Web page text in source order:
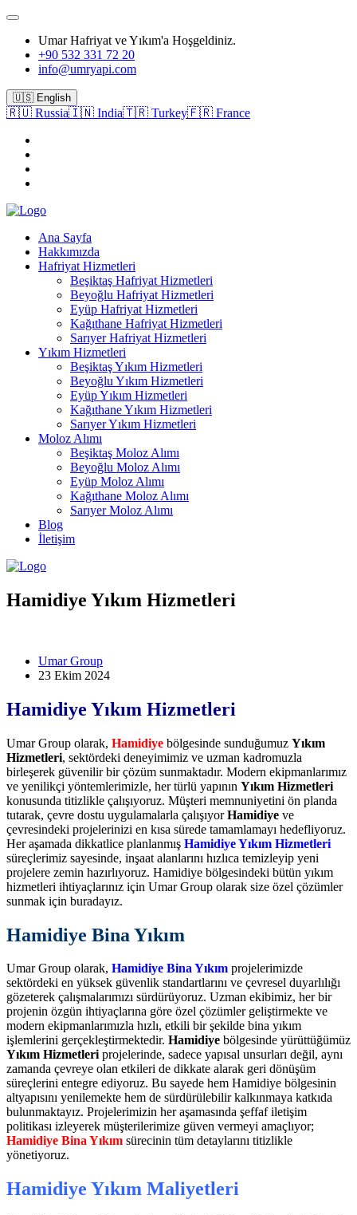
Umar Hafriyat ve Yıkım'a Hoşgeldiniz.
+90 532 331 72 20
info@umryapi.com
🇺🇸 English
🇷🇺 Russia🇮🇳 India🇹🇷 Turkey🇫🇷 France
Ana Sayfa
Hakkımızda
Hafriyat Hizmetleri
Beşiktaş Hafriyat Hizmetleri
Beyoğlu Hafriyat Hizmetleri
Eyüp Hafriyat Hizmetleri
Kağıthane Hafriyat Hizmetleri
Sarıyer Hafriyat Hizmetleri
Yıkım Hizmetleri
Beşiktaş Yıkım Hizmetleri
Beyoğlu Yıkım Hizmetleri
Eyüp Yıkım Hizmetleri
Kağıthane Yıkım Hizmetleri
Sarıyer Yıkım Hizmetleri
Moloz Alımı
Beşiktaş Moloz Alımı
Beyoğlu Moloz Alımı
Eyüp Moloz Alımı
Kağıthane Moloz Alımı
Sarıyer Moloz Alımı
Blog
İletişim
Hamidiye Yıkım Hizmetleri
Umar Group
23 Ekim 2024
Hamidiye Yıkım Hizmetleri
Umar Group olarak, Hamidiye bölgesinde sunduğumuz Yıkım
Hizmetleri, sektördeki deneyimimiz ve uzman kadromuzla
birleşerek güvenilir bir çözüm sunmaktadır. Modern ekipmanlarımız
ve yenilikçi yöntemlerimizle, her türlü yapının Yıkım Hizmetleri
konusunda titizlikle çalışıyoruz. Müşteri memnuniyetini ön planda
tutarak, çevre dostu uygulamalarla çalışıyorHamidiye ve
çevresindeki projelerinizi en kısa sürede tamamlamayı hedefliyoruz.
Her aşamada dikkatlice planlanmış Hamidiye Yıkım Hizmetleri
süreçlerimiz sayesinde, inşaat alanlarını hızlıca temizleyip yeni
projelere zemin hazırlıyoruz. Hamidiye bölgesindeki bütün yıkım
hizmetleri ihtiyaçlarınız için Umar Group olarak size özel çözümler
sunmak için buradayız.
Hamidiye Bina Yıkım
Umar Group olarak, Hamidiye Bina Yıkım projelerimizde
sektördeki en yüksek güvenlik standartlarını ve çevresel duyarlılığı
gözeterek çalışmalarımızı sürdürüyoruz. Uzman ekibimiz, her bir
projenin özgün ihtiyaçlarına göre özel çözümler geliştirmekte ve
modern ekipmanlarımızla hızlı, etkili bir şekilde bina yıkım
işlemlerini gerçekleştirmektedir. Hamidiye bölgesinde yürüttüğümüz
Yıkım Hizmetleriprojelerinde, sadece yapısal unsurları değil, aynı
zamanda çevreye olan etkileri de dikkate alarak geri dönüşüm
süreçlerini entegre ediyoruz. Bu sayede hem Hamidiye bölgesinin
altyapısını yenilemekte hem de sürdürülebilir kalkınmaya katkıda
bulunmaktayız. Projelerimizin her aşamasında şeffaf iletişim
politikası izleyerek müşterilerimize güven vermeyi amaçlıyor;
Hamidiye Bina Yıkım sürecinin tüm detaylarını titizlikle
yönetiyoruz.
Hamidiye Yıkım Maliyetleri